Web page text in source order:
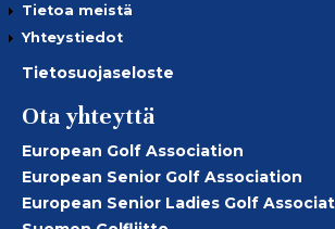
Tietoa meistä
Yhteystiedot
Tietosuojaseloste
Ota yhteyttä
European Golf Association
European Senior Golf Association
European Senior Ladies Golf